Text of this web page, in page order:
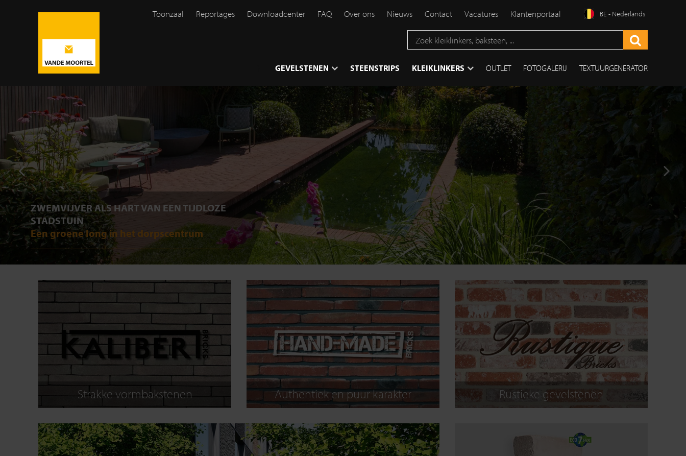
Toonzaal Reportages Downloadcenter FAQ Over ons Nieuws Contact Vacatures Klantenportaal BE - Nederlands
GEVELSTENEN STEENSTRIPS KLEIKLINKERS OUTLET FOTOGALERIJ TEXTUURGENERATOR
ZWEMVIJVER ALS HART VAN EEN TIJDLOZE
STADSTUIN
Een groene long in het dorpscentrum
Strakke vormbakstenen Authentiek en puur karakter Rustieke gevelstenen